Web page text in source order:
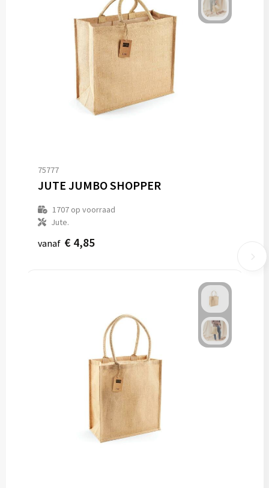
75777
JUTE JUMBO SHOPPER
1707op voorraad
Jute.
vanaf € 4,85